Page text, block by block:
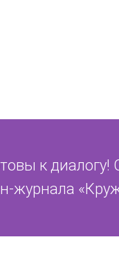
к диалогу!
журнала